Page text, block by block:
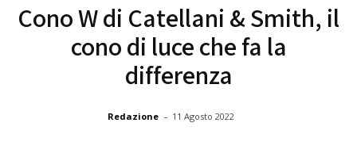
Cono W di Catellani & Smith, il
cono di luce che fa la
differenza
Redazione - 11 Agosto 2022